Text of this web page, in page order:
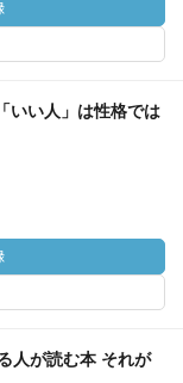
いい人」は性格では
人が読む本 それが